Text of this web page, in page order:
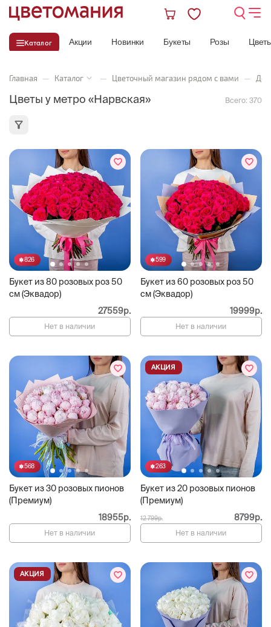
Каталог Акции Новинки Букеты Розы
Главная — Каталог — Цветочный магазин рядом с вами —
Цветы у метро «Нарвская» Всего: 370
826
Букет из 80 розовых роз 50
см (Эквадор)
27559р.
Нет в наличии
599
Букет из 60 розовых роз 50
см (Эквадор)
19999р.
Нет в наличии
568
Букет из 30 розовых пионов
(Премиум)
18955р.
Нет в наличии
263
Букет из 20 розовых пионов
(Премиум)
АКЦИЯ
12 799р. 8799р.
Нет в наличии
АКЦИЯ